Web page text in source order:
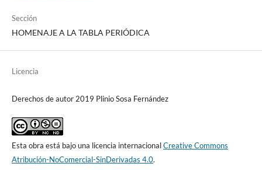
Sección
HOMENAJE A LA TABLA PERIÓDICA
Licencia
Derechos de autor 2019 Plinio Sosa Fernández
Esta obra está bajo una licencia internacionalCreative Commons
Atribución-NoComercial-SinDerivadas 4.0.